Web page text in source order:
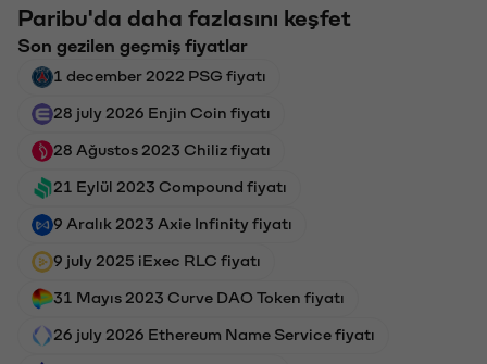
Paribu'da daha fazlasını keşfet
Son gezilen geçmiş fiyatlar
1 december 2022 PSG fiyatı
28 july 2026 Enjin Coin fiyatı
28 Ağustos 2023 Chiliz fiyatı
21 Eylül 2023 Compound fiyatı
9 Aralık 2023 Axie Infinity fiyatı
9 july 2025 iExec RLC fiyatı
31 Mayıs 2023 Curve DAO Token fiyatı
26 july 2026 Ethereum Name Service fiyatı